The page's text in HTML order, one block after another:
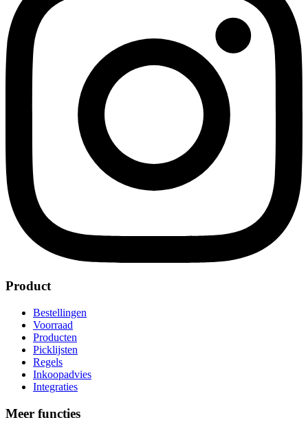
Product
Bestellingen
Voorraad
Producten
Picklijsten
Regels
Inkoopadvies
Integraties
Meer functies